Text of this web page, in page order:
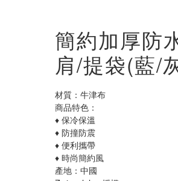
簡約加厚防
肩/提袋(藍/
材質：牛津布
商品特色：
♦︎ 保冷保溫
♦︎ 防撞防震
♦︎ 便利攜帶
♦︎ 時尚簡約風
產地：中國